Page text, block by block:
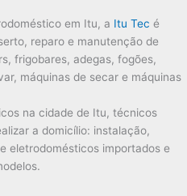
em Itu, a Itu Tec é
reparo e manutenção de
frigobares, adegas, fogões,
máquinas de secar e máquinas
na cidade de Itu, técnicos
a domicílio: instalação,
eletrodomésticos importados e